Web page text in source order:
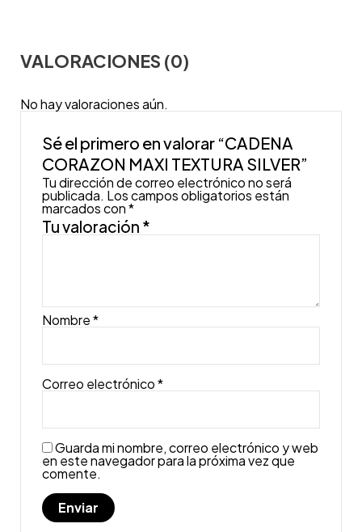
VALORACIONES (0)
No hay valoraciones aún.
Sé el primero en valorar “CADENA
CORAZON MAXI TEXTURA SILVER”
Tu dirección de correo electrónico no será
publicada. Los campos obligatorios están
marcados con*
Tu valoración *
Nombre*
Correo electrónico*
Guarda mi nombre, correo electrónico y web
en este navegador para la próxima vez que
comente.